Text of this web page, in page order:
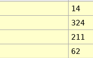
14
324
211
62